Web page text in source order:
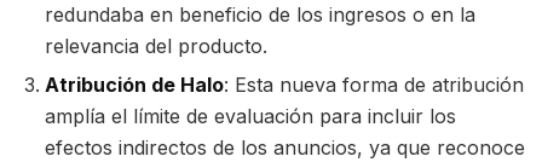
redundaba en beneficio de los ingresos o en la
relevancia del producto.
Atribución de Halo: Esta nueva forma de atribución
amplía el límite de evaluación para incluir los
efectos indirectos de los anuncios, ya que reconoce